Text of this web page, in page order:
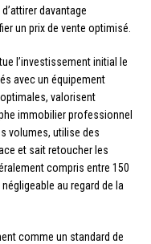
davantage
un prix de vente optimisé.
l’investissement initial le
avec un équipement
valorisent
immobilier professionnel
volumes, utilise des
et sait retoucher les
compris entre 150
au regard de la
comme un standard de